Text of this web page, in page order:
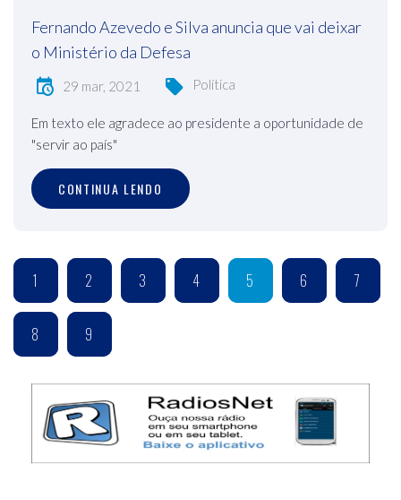
Fernando Azevedo e Silva anuncia que vai deixar
o Ministério da Defesa
29 mar, 2021 Política
Em texto ele agradece ao presidente a oportunidade de
"servir ao país"
CONTINUA LENDO
1 2 3 4 5 6 7
8 9